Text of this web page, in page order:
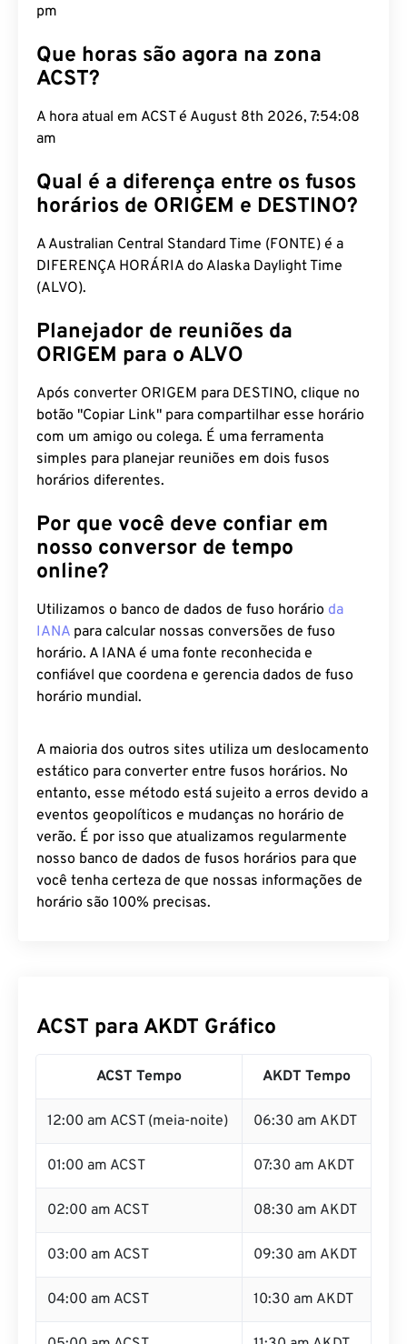
pm
Que horas são agora na zona
ACST?
A hora atual em ACST é August 8th 2026, 7:54:09
am
Qual é a diferença entre os fusos
horários de ORIGEM e DESTINO?
A Australian Central Standard Time (FONTE) é a
DIFERENÇA HORÁRIA do Alaska Daylight Time
(ALVO).
Planejador de reuniões da
ORIGEM para o ALVO
Após converter ORIGEM para DESTINO, clique no
botão "Copiar Link" para compartilhar esse horário
com um amigo ou colega. É uma ferramenta
simples para planejar reuniões em dois fusos
horários diferentes.
Por que você deve confiar em
nosso conversor de tempo
online?
Utilizamos o banco de dados de fuso horário da
IANA para calcular nossas conversões de fuso
horário. A IANA é uma fonte reconhecida e
confiável que coordena e gerencia dados de fuso
horário mundial.
A maioria dos outros sites utiliza um deslocamento
estático para converter entre fusos horários. No
entanto, esse método está sujeito a erros devido a
eventos geopolíticos e mudanças no horário de
verão. É por isso que atualizamos regularmente
nosso banco de dados de fusos horários para que
você tenha certeza de que nossas informações de
horário são 100% precisas.
ACST para AKDT Gráfico
ACST Tempo AKDT Tempo
12:00 am ACST (meia-noite) 06:30 am AKDT
01:00 am ACST 07:30 am AKDT
02:00 am ACST 08:30 am AKDT
03:00 am ACST 09:30 am AKDT
04:00 am ACST 10:30 am AKDT